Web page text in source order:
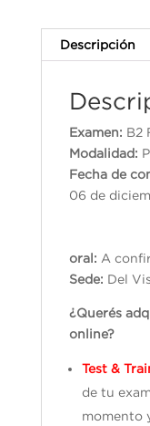
Descripción
Examen: B2
Modalidad:
Fecha de
06 de
oral: A
Sede: Del
¿Querés
online?
Test &
de tu
momento